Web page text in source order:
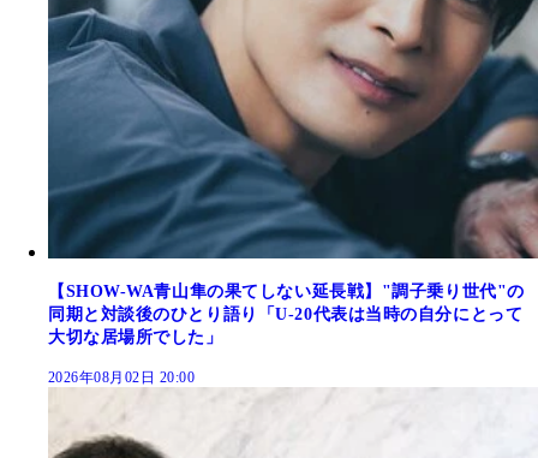
【SHOW-WA青山隼の果てしない延長戦】"調子乗り世代"の
同期と対談後のひとり語り「U-20代表は当時の自分にとって
大切な居場所でした」
2026年08月02日 20:00